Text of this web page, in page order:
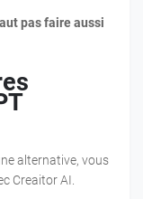
pas faire aussi
alternative, vous
Creaitor AI.